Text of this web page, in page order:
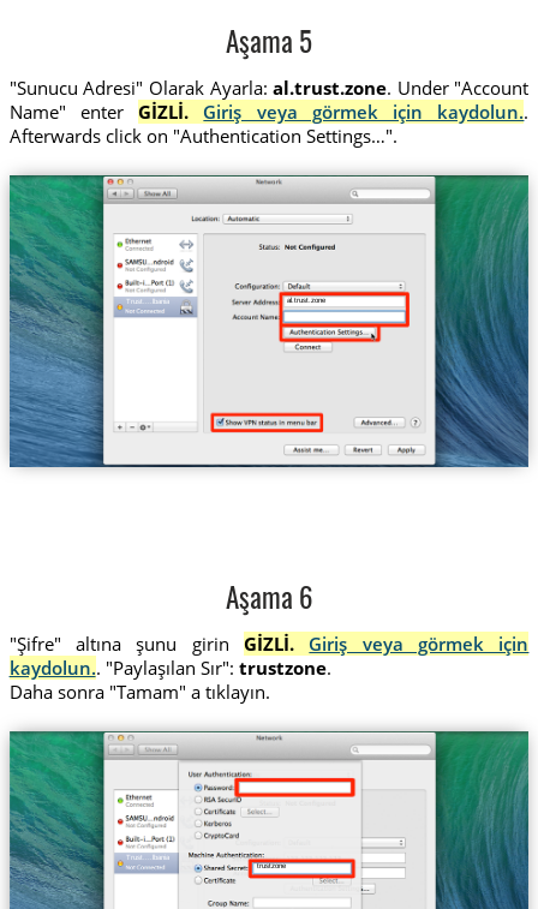
Aşama 5
"Sunucu Adresi" Olarak Ayarla:al.trust.zone. Under "Account
Name" enterGİZLİ. Giriş veya görmek için kaydolun..
Afterwards click on "Authentication Settings…".
Trust....lbania al.trust.zone
Aşama 6
"Şifre" altına şunu girin GİZLİ. Giriş veya görmek için
kaydolun.. "Paylaşılan Sır": trustzone.
Daha sonra "Tamam" a tıklayın.
Trust....lbania
trustzone